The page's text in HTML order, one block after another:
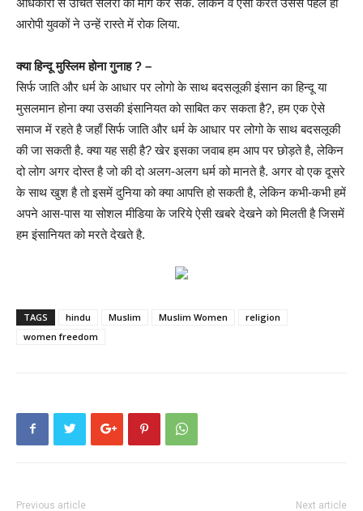
आरोपी युवकों ने उन्हें रास्ते में रोक लिया.
क्या हिन्दू मुस्लिम होना गुनाह ? –
सिर्फ जाति और धर्म के आधार पर लोगो के साथ बदसलूकी इंसान का हिन्दू या
मुसलमान होना क्या उसकी इंसानियत को साबित कर सकता है?, हम एक ऐसे
समाज में रहते है जहाँ सिर्फ जाति और धर्म के आधार पर लोगो के साथ बदसलूकी
की जा सकती है. क्या यह सही है? खेर इसका जवाब हम आप पर छोड़ते है, लेकिन
दो लोग अगर दोस्त है जो की दो अलग-अलग धर्म को मानते है. अगर वो एक दूसरे
के साथ खुश है तो इसमें दुनिया को क्या आपत्ति हो सकती है, लेकिन कभी-कभी हमें
अपने आस-पास या सोशल मीडिया के जरिये ऐसी खबरे देखने को मिलती है जिसमें
हम इंसानियत को मरते देखते है.
TAGS hindu Muslim Muslim Women
religion
women freedom
Previous article Next article